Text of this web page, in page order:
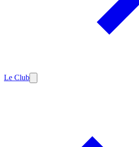
Le Club